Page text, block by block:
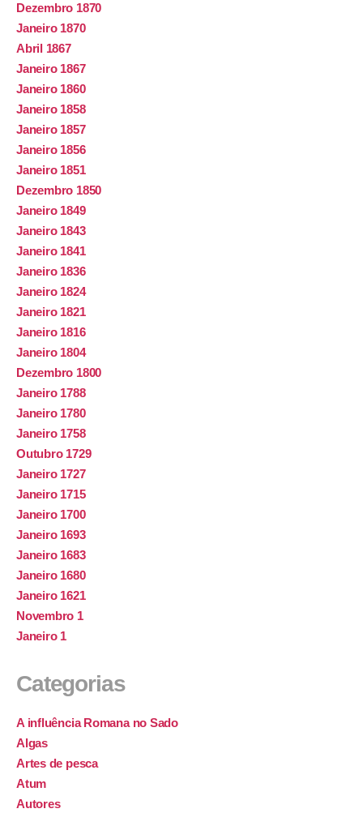
Dezembro 1870
Janeiro 1870
Abril 1867
Janeiro 1867
Janeiro 1860
Janeiro 1858
Janeiro 1857
Janeiro 1856
Janeiro 1851
Dezembro 1850
Janeiro 1849
Janeiro 1843
Janeiro 1841
Janeiro 1836
Janeiro 1824
Janeiro 1821
Janeiro 1816
Janeiro 1804
Dezembro 1800
Janeiro 1788
Janeiro 1780
Janeiro 1758
Outubro 1729
Janeiro 1727
Janeiro 1715
Janeiro 1700
Janeiro 1693
Janeiro 1683
Janeiro 1680
Janeiro 1621
Novembro 1
Janeiro 1
Categorias
A influência Romana no Sado
Algas
Artes de pesca
Atum
Autores